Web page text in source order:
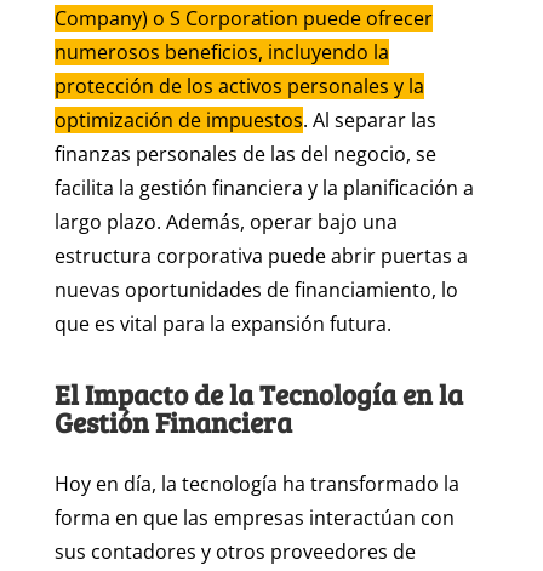
Company) o S Corporation puede ofrecer
numerosos beneficios, incluyendo la
protección de los activos personales y la
optimización de impuestos. Al separar las
finanzas personales de las del negocio, se
facilita la gestión financiera y la planificación a
largo plazo. Además, operar bajo una
estructura corporativa puede abrir puertas a
nuevas oportunidades de financiamiento, lo
que es vital para la expansión futura.
El Impacto de la Tecnología en la
Gestión Financiera
Hoy en día, la tecnología ha transformado la
forma en que las empresas interactúan con
sus contadores y otros proveedores de